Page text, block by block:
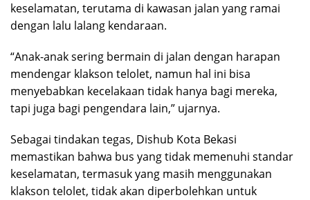
keselamatan, terutama di kawasan jalan yang ramai
dengan lalu lalang kendaraan.
“Anak-anak sering bermain di jalan dengan harapan
mendengar klakson telolet, namun hal ini bisa
menyebabkan kecelakaan tidak hanya bagi mereka,
tapi juga bagi pengendara lain,” ujarnya.
Sebagai tindakan tegas, Dishub Kota Bekasi
memastikan bahwa bus yang tidak memenuhi standar
keselamatan, termasuk yang masih menggunakan
klakson telolet, tidak akan diperbolehkan untuk